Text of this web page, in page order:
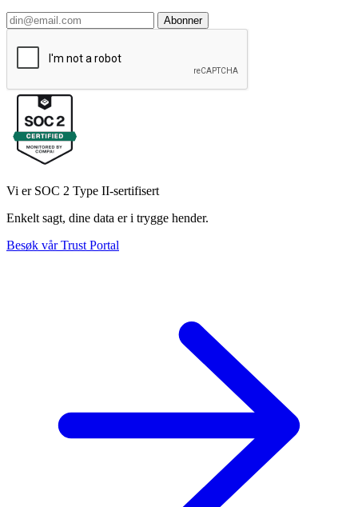
Abonner
Vi er SOC 2 Type II-sertifisert
Enkelt sagt, dine data er i trygge hender.
Besøk vår Trust Portal